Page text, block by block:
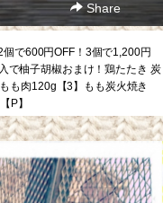
Share
で600円OFF！3個で1,200円
で柚子胡椒おまけ！鶏たたき 炭
も肉120g【3】もも炭火焼き
P】